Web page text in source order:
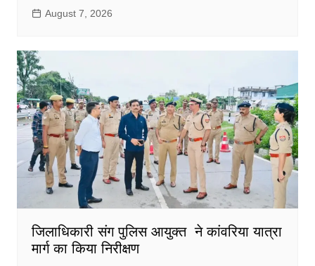
August 7, 2026
जिलाधिकारी संग पुलिस आयुक्त ने कांवरिया यात्रा
मार्ग का किया निरीक्षण